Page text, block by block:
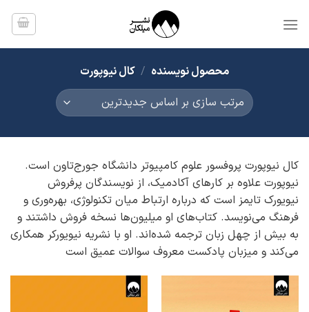
محصول نویسنده / کال نیوپورت
کال نیوپورت پروفسور علوم کامپیوتر دانشگاه جورج‌تاون است.
نیوپورت علاوه بر کارهای آکادمیک، از نویسندگان پرفروش
نیویورک تایمز است که درباره ارتباط میان تکنولوژی، بهره‌وری و
فرهنگ می‌نویسد. کتاب‌های او میلیون‌ها نسخه فروش داشتند و
به بیش از چهل زبان ترجمه شده‌اند. او با نشریه نیویورکر همکاری
می‌کند و میزبان پادکست معروف سوالات عمیق است